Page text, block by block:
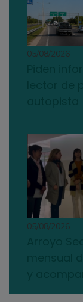
05/08/2026
05/08/2026